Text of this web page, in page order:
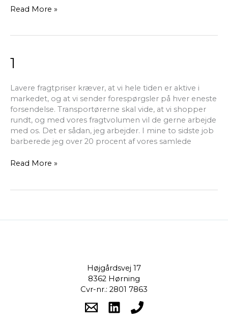
Read More »
1
Lavere fragtpriser kræver, at vi hele tiden er aktive i
markedet, og at vi sender forespørgsler på hver eneste
forsendelse. Transportørerne skal vide, at vi shopper
rundt, og med vores fragtvolumen vil de gerne arbejde
med os. Det er sådan, jeg arbejder. I mine to sidste job
barberede jeg over 20 procent af vores samlede
1
Read More »
Højgårdsvej 17
8362 Hørning
Cvr-nr.: 2801 7863